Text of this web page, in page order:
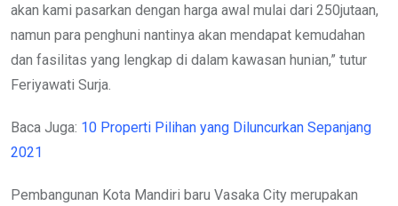
akan kami pasarkan dengan harga awal mulai dari 250jutaan,
namun para penghuni nantinya akan mendapat kemudahan
dan fasilitas yang lengkap di dalam kawasan hunian,” tutur
Feriyawati Surja.
Baca Juga: 10 Properti Pilihan yang Diluncurkan Sepanjang
2021
Pembangunan Kota Mandiri baru Vasaka City merupakan